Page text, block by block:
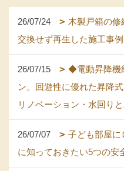
26/07/24
木製戸箱の修
交換せず再生した施工事例
26/07/15
◆電動昇降機
ン。回遊性に優れた昇降
リノベーション・水回り
26/07/07
子ども部屋に
に知っておきたい5つの安